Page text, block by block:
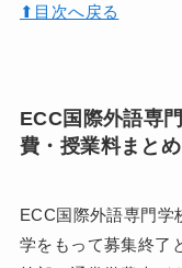
⬆︎目次へ戻る
ECC国際外語専
費・授業料まとめ
ECC国際外語専門学
学をもって募集終了